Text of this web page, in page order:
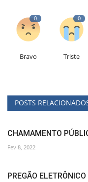
0
Bravo
0
Triste
POSTS
CHAMAMENTO
Fev 8, 2022
PREGÃO